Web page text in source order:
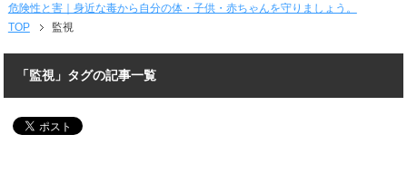
危険性と害｜身近な毒から自分の体・子供・赤ちゃんを守りましょう。
TOP
監視
「監視」タグの記事一覧